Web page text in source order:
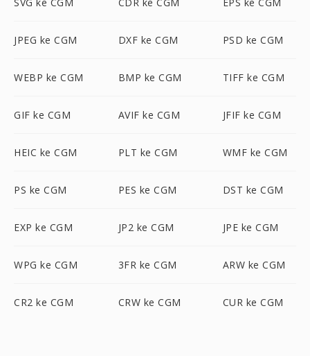
JPEG ke CGM DXF ke CGM PSD ke CGM
WEBP ke CGM BMP ke CGM TIFF ke CGM
GIF ke CGM AVIF ke CGM JFIF ke CGM
HEIC ke CGM PLT ke CGM WMF ke CGM
PS ke CGM PES ke CGM DST ke CGM
EXP ke CGM JP2 ke CGM JPE ke CGM
WPG ke CGM 3FR ke CGM ARW ke CGM
CR2 ke CGM CRW ke CGM CUR ke CGM